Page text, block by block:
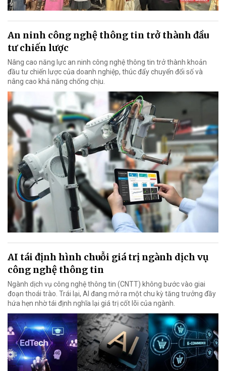
An ninh công nghệ thông tin trở thành đầu
tư chiến lược
Nâng cao năng lực an ninh công nghệ thông tin trở thành khoản
đầu tư chiến lược của doanh nghiệp, thúc đẩy chuyển đổi số và
nâng cao khả năng chống chịu.
AI tái định hình chuỗi giá trị ngành dịch vụ
công nghệ thông tin
Ngành dịch vụ công nghệ thông tin (CNTT) không bước vào giai
đoạn thoái trào. Trái lại, AI đang mở ra một chu kỳ tăng trưởng đầy
hứa hẹn nhờ tái định nghĩa lại giá trị cốt lõi của ngành.